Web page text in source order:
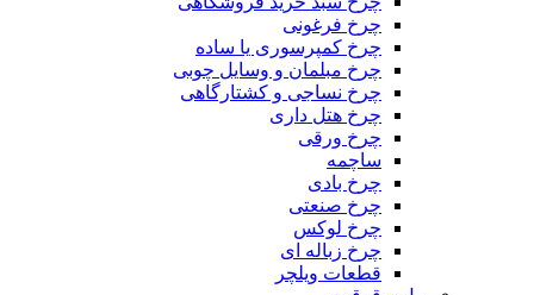
چرخ فرغونی
چرخ کمپرسوری یا ساده
چرخ مبلمان و وسایل چوبی
چرخ نساجی و کشتارگاهی
چرخ هتل داری
چرخ ورقی
ساچمه
چرخ بادی
چرخ صنعتی
چرخ لوکس
چرخ زباله ای
قطعات ویلچر